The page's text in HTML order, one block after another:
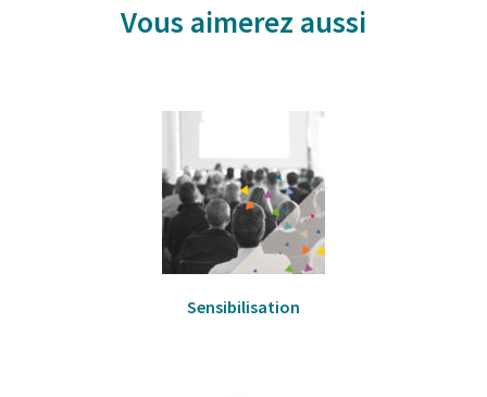
Vous aimerez aussi
Sensibilisation